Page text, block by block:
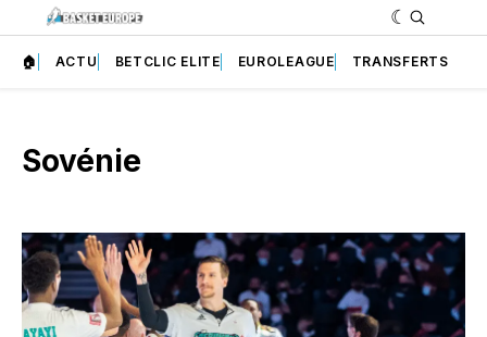
🏠 ACTU BETCLIC ELITE EUROLEAGUE TRANSFERTS
Sovénie